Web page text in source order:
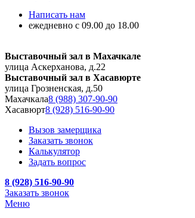
Написать нам
ежедневно с 09.00 до 18.00
Выставочный зал в Махачкале
улица Аскерханова, д.22
Выставочный зал в Хасавюрте
улица Грозненская, д.50
Махачкала8 (988) 307-90-90
Хасавюрт8 (928) 516-90-90
Вызов замерщика
Заказать звонок
Калькулятор
Задать вопрос
8 (928) 516-90-90
Заказать звонок
Меню